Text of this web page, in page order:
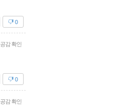
0
공감 확인
0
공감 확인